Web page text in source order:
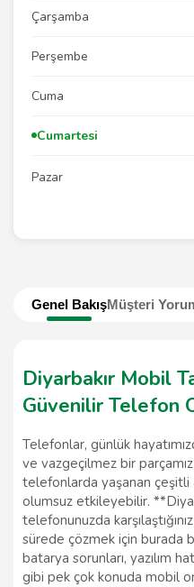
Genel BakışMüşteri
Diyarbakır Mobil
Güvenilir Telefon
Telefonlar, günlük
ve vazgeçilmez bir
telefonlarda yaşanan çeşitli
olumsuz etkileyebilir.
telefonunuzda
sürede çözmek için burada
batarya sorunları, yazılım
gibi pek çok konuda mobil
Çarşamba
Perşembe
Cuma
Cumartesi
Pazar